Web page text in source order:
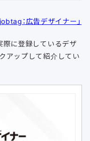
：広告デザイナー」
際に登録しているデザ
アップして紹介してい